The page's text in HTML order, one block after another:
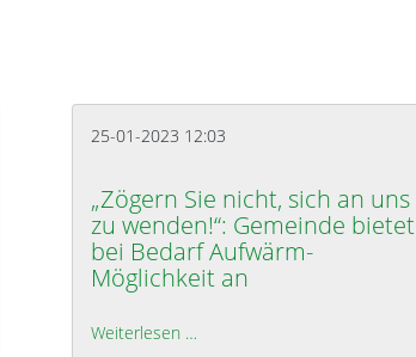
25-01-2023 12:03
„Zögern Sie nicht, sich an uns
zu wenden!“: Gemeinde bietet
bei Bedarf Aufwärm-
Möglichkeit an
Weiterlesen …